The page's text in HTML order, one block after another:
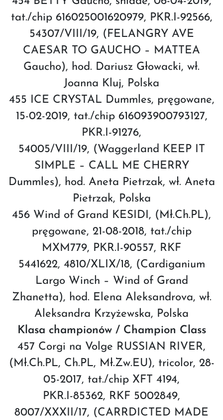
tat./chip 616025001620979, PKR.I-92566,
54307/VIII/19, (FELANGRY AVE
CAESAR TO GAUCHO – MATTEA
Gaucho), hod. Dariusz Głowacki, wł.
Joanna Kluj, Polska
455 ICE CRYSTAL Dummles, pręgowane,
15-02-2019, tat./chip 616093900793127,
PKR.I-91276,
54005/VIII/19, (Waggerland KEEP IT
SIMPLE – CALL ME CHERRY
Dummles), hod. Aneta Pietrzak, wł. Aneta
Pietrzak, Polska
456 Wind of Grand KESIDI, (Mł.Ch.PL),
pręgowane, 21-08-2018, tat./chip
MXM779, PKR.I-90557, RKF
5441622, 4810/XLIX/18, (Cardiganium
Largo Winch – Wind of Grand
Zhanetta), hod. Elena Aleksandrova, wł.
Aleksandra Krzyżewska, Polska
Klasa championów / Champion Class
457 Corgi na Volge RUSSIAN RIVER,
(Mł.Ch.PL, Ch.PL, Mł.Zw.EU), tricolor, 28-
05-2017, tat./chip XFT 4194,
PKR.I-85362, RKF 5002849,
8007/XXXII/17, (CARRDICTED MADE